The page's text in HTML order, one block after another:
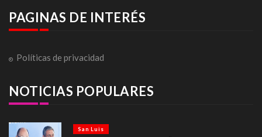
PAGINAS DE INTERÉS
Políticas de privacidad
NOTICIAS POPULARES
San Luis